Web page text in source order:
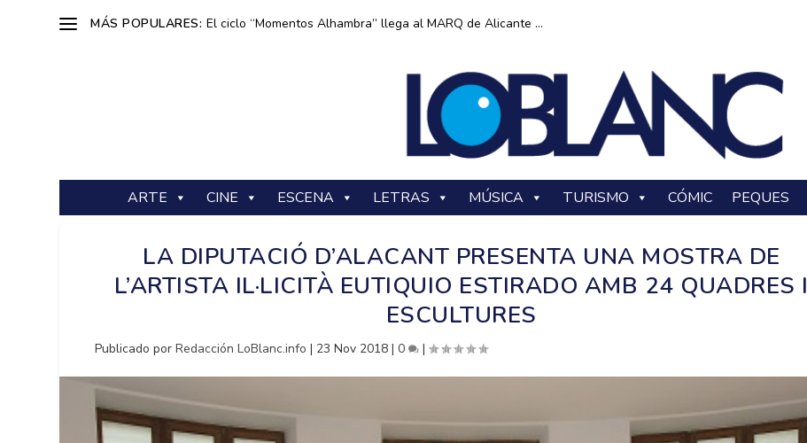
MÁS POPULARES: El ciclo “Momentos Alhambra” llega al MARQ de Alicante ...
ARTE CINE ESCENA LETRAS MÚSICA TURISMO CÓMIC PEQUES
LA DIPUTACIÓ D’ALACANT PRESENTA UNA MOSTRA DE
L’ARTISTA IL·LICITÀ EUTIQUIO ESTIRADO AMB 24 QUADRES I
ESCULTURES
Publicado porRedacción LoBlanc.info | 23 Nov 2018 |0 |